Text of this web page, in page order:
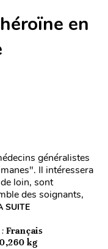
en
généralistes
Il intéressera
loin, sont
des soignants,
SUITE
Français
0,260 kg